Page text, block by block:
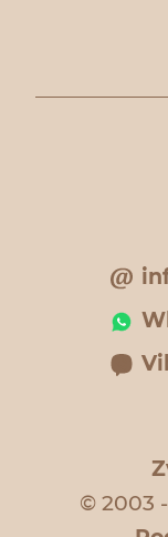
© 2003